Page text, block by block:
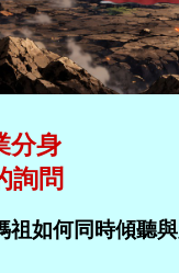
分身
詢問
祖如何同時傾聽